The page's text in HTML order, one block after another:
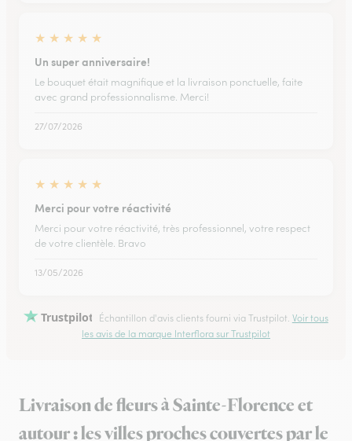
★ ★ ★ ★ ★
Un super anniversaire!
Le bouquet était magnifique et la livraison ponctuelle, faite
avec grand professionnalisme. Merci!
27/07/2026
★ ★ ★ ★ ★
Merci pour votre réactivité
Merci pour votre réactivité, très professionnel, votre respect
de votre clientèle. Bravo
13/05/2026
Trustpilot Échantillon d'avis clients fourni via Trustpilot. Voir tous
les avis de la marque Interflora sur Trustpilot
Livraison de fleurs à Sainte-Florence et
autour : les villes proches couvertes par le